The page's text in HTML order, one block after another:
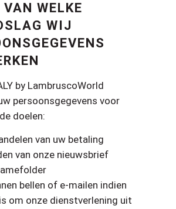
WELKE
WIJ
by LambruscoWorld
persoonsgegevens voor
doelen:
van uw betaling
van onze nieuwsbrief
bellen of e-mailen indien
om onze dienstverlening uit